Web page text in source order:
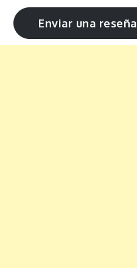
Enviar una reseña